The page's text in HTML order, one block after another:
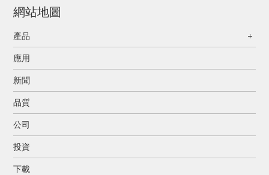
網站地圖
產品
應用
新聞
品質
公司
投資
下載